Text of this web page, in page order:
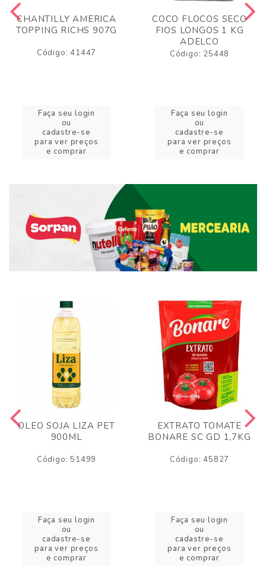
CHANTILLY AMERICA
TOPPING RICHS 907G
Código: 41447
Faça seu login
ou
cadastre-se
para ver preços
e comprar
COCO FLOCOS SECO
FIOS LONGOS 1 KG
ADELCO
Código: 25448
Faça seu login
ou
cadastre-se
para ver preços
e comprar
OLEO SOJA LIZA PET
900ML
Código: 51499
Faça seu login
ou
cadastre-se
para ver preços
e comprar
EXTRATO TOMATE
BONARE SC GD 1,7KG
Código: 45827
Faça seu login
ou
cadastre-se
para ver preços
e comprar